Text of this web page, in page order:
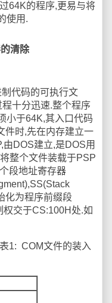
64K的程序,更易与将
使用.
清除
代码的可执行文
十分迅速.整个程序
小于64K,其入口代码
件时,先在内存建立一
DOS建立,是DOS用
整个文件装载于PSP
段地址寄存器
化为程序前缀段
交于CS:100H处.如
的装入